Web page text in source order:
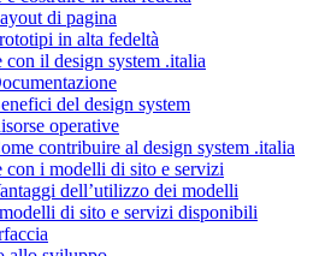
di pagina
in alta fedeltà
con il design system .italia
del design system
operative
contribuire al design system .italia
con i modelli di sito e servizi
dell’utilizzo dei modelli
di sito e servizi disponibili